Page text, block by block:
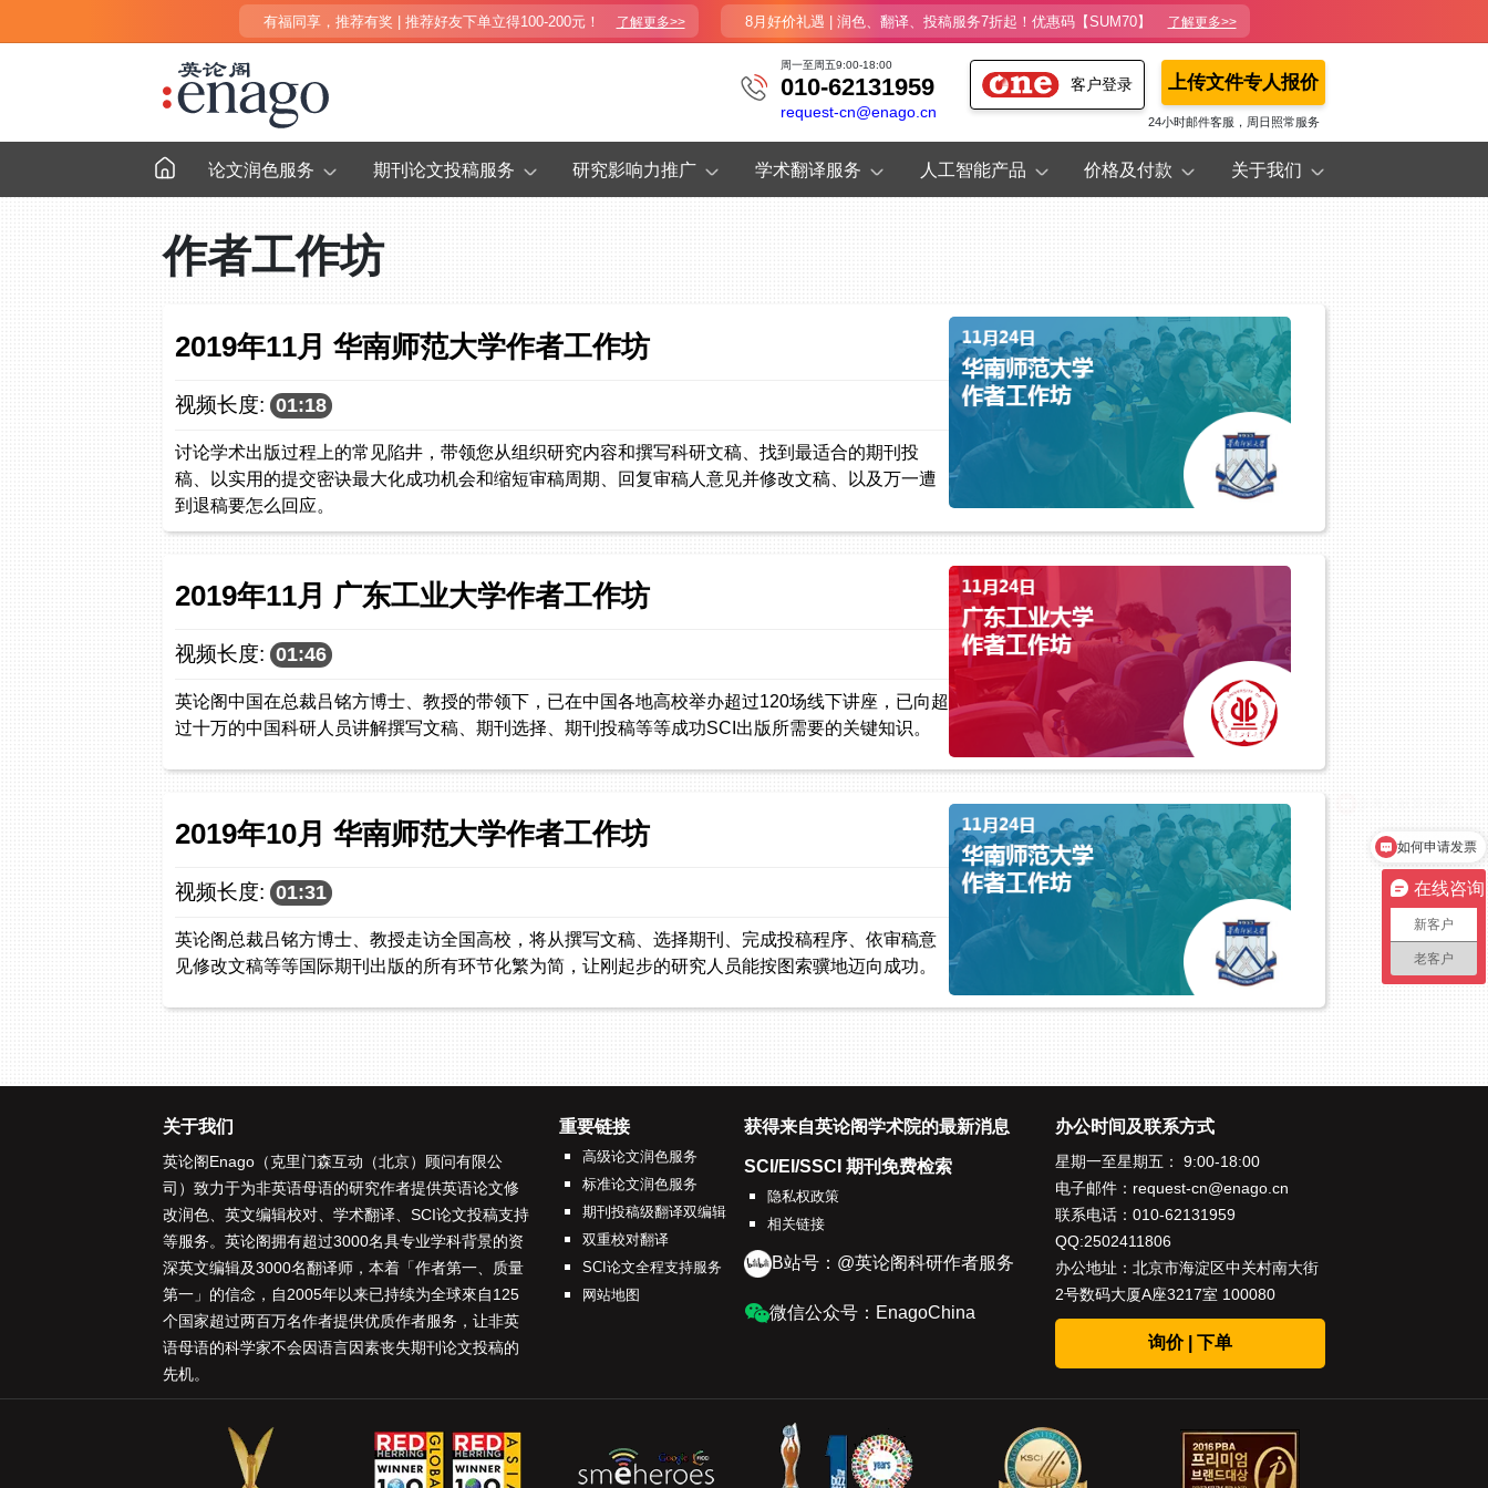
有福同享，推荐有奖 | 推荐好友下单立得100-200元！ 了解更多>> 8月好价礼遇 | 润色、翻译、投稿服务7折起！优惠码【SUM70】 了解更多>>
上传文件专人报价
24小时邮件客服，周日照常服务
客户登录
周一至周五9:00-18:00
010-62131959
request-cn@enago.cn
论文润色服务 期刊论文投稿服务 研究影响力推广 学术翻译服务 人工智能产品 价格及付款 关于我们
作者工作坊
2019年11月 华南师范大学作者工作坊
视频长度: 01:18
讨论学术出版过程上的常见陷井，带领您从组织研究内容和撰写科研文稿、找到最适合的期刊投
稿、以实用的提交密诀最大化成功机会和缩短审稿周期、回复审稿人意见并修改文稿、以及万一遭
到退稿要怎么回应。
2019年11月 广东工业大学作者工作坊
视频长度: 01:46
英论阁中国在总裁吕铭方博士、教授的带领下，已在中国各地高校举办超过120场线下讲座，已向超
过十万的中国科研人员讲解撰写文稿、期刊选择、期刊投稿等等成功SCI出版所需要的关键知识。
2019年10月 华南师范大学作者工作坊
视频长度: 01:31
英论阁总裁吕铭方博士、教授走访全国高校，将从撰写文稿、选择期刊、完成投稿程序、依审稿意
见修改文稿等等国际期刊出版的所有环节化繁为简，让刚起步的研究人员能按图索骥地迈向成功。
关于我们
英论阁Enago（克里门森互动（北京）顾问有限公
司）致力于为非英语母语的研究作者提供英语论文修
改润色
英文编辑校对 学术翻译
SCI论文投稿支持
等服务。英论阁拥有超过3000名具专业学科背景的资
深英文编辑及3000名翻译师 ，本着「作者第一、质量
第一 」的信念，自2005年以来已持续为全球來自125
个国家超过两百万名作者提供优质作者服务，让非英
语母语的科学家不会因语言因素丧失期刊论文投稿的
先机。
重要链接
高级论文润色服务
标准论文润色服务
期刊投稿级翻译双编辑
双重校对翻译
SCI论文全程支持服务
网站地图
获得来自英论阁学术院的最新消息
SCI/EI/SSCI 期刊免费检索
隐私权政策
相关链接
B站号：@英论阁科研作者服务
微信公众号：EnagoChina
办公时间及联系方式
星期一至星期五： 9:00-18:00
电子邮件： request-cn@enago.cn
联系电话： 010-62131959
QQ:2502411806
办公地址：北京市海淀区中关村南大街
2号数码大厦A座3217室 100080
询价 | 下单
在线咨询
新客户
老客户
如何申请发票